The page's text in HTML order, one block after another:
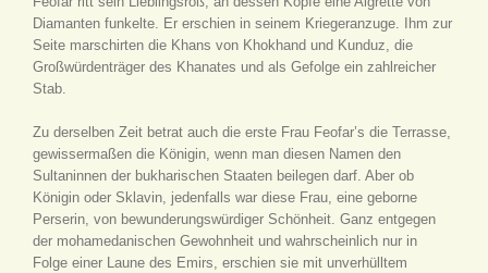
Diamanten funkelte. Er erschien in seinem Kriegeranzuge. Ihm zur
Seite marschirten die Khans von Khokhand und Kunduz, die
Großwürdenträger des Khanates und als Gefolge ein zahlreicher
Stab.
Zu derselben Zeit betrat auch die erste Frau Feofar’s die Terrasse,
gewissermaßen die Königin, wenn man diesen Namen den
Sultaninnen der bukharischen Staaten beilegen darf. Aber ob
Königin oder Sklavin, jedenfalls war diese Frau, eine geborne
Perserin, von bewunderungswürdiger Schönheit. Ganz entgegen
der mohamedanischen Gewohnheit und wahrscheinlich nur in
Folge einer Laune des Emirs, erschien sie mit unverhülltem